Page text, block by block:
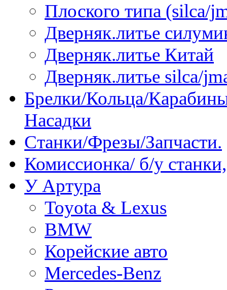
Плоского типа (silca/
Дверняк.литье
Дверняк.литье Китай
Дверняк.литье silca/
Брелки/Кольца/
Насадки
Станки/Фрезы/Запчасти.
Комиссионка/ б/у
У Артура
Toyota & Lexus
BMW
Корейские авто
Mercedes-Benz